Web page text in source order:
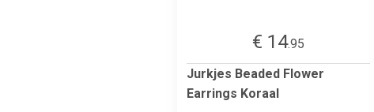
€ 14.95
Jurkjes Beaded Flower
Earrings Koraal